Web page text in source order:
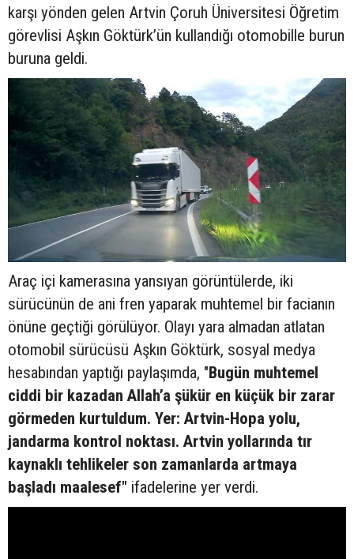
karşı yönden gelen Artvin Çoruh Üniversitesi Öğretim
görevlisi Aşkın Göktürk’ün kullandığı otomobille burun
buruna geldi.
Araç içi kamerasına yansıyan görüntülerde, iki
sürücünün de ani fren yaparak muhtemel bir facianın
önüne geçtiği görülüyor. Olayı yara almadan atlatan
otomobil sürücüsü Aşkın Göktürk, sosyal medya
hesabından yaptığı paylaşımda, "Bugün muhtemel
ciddi bir kazadan Allah’a şükür en küçük bir zarar
görmeden kurtuldum. Yer: Artvin-Hopa yolu,
jandarma kontrol noktası. Artvin yollarında tır
kaynaklı tehlikeler son zamanlarda artmaya
başladı maalesef" ifadelerine yer verdi.